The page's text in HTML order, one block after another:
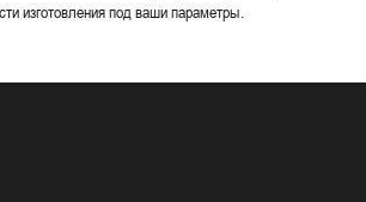
изготовления под ваши параметры.